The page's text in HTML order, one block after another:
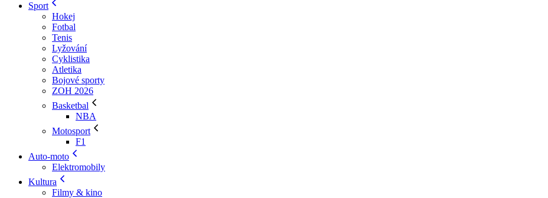
Sport
Hokej
Fotbal
Tenis
Lyžování
Cyklistika
Atletika
Bojové sporty
ZOH 2026
Basketbal
NBA
Motosport
F1
Auto-moto
Elektromobily
Kultura
Filmy & kino